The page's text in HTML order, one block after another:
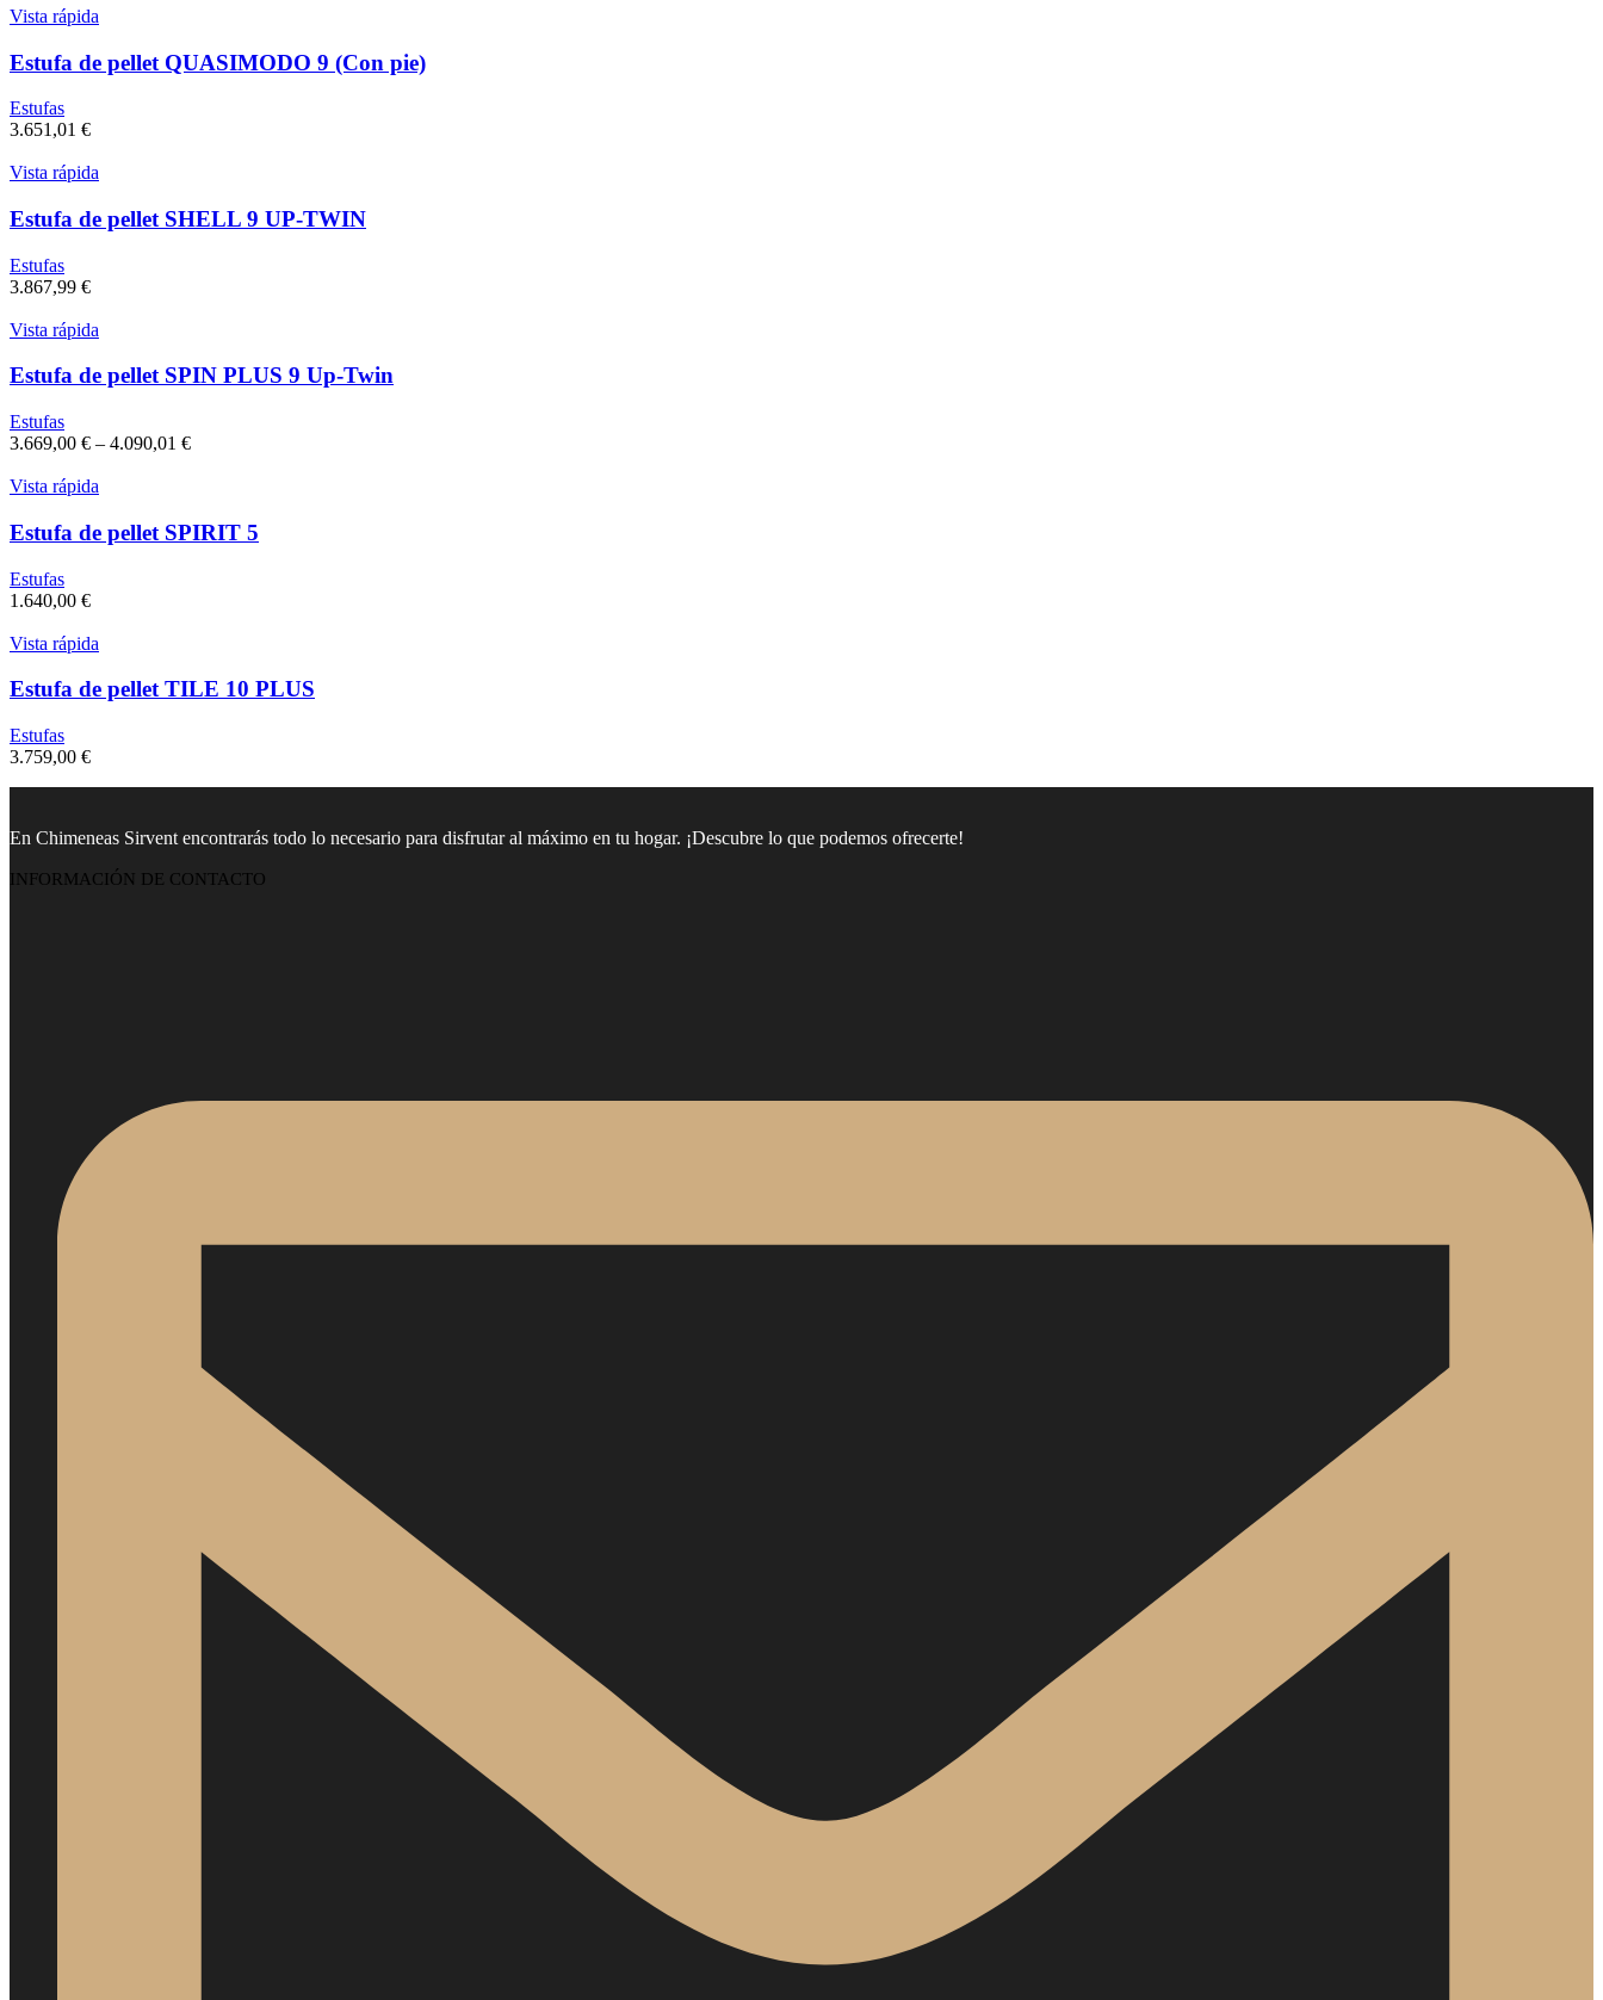
Vista rápida
Estufa de pellet QUASIMODO 9 (Con pie)
Estufas
3.651,01 €
Vista rápida
Estufa de pellet SHELL 9 UP-TWIN
Estufas
3.867,99 €
Vista rápida
Estufa de pellet SPIN PLUS 9 Up-Twin
Estufas
3.669,00 € – 4.090,01 €
Vista rápida
Estufa de pellet SPIRIT 5
Estufas
1.640,00 €
Vista rápida
Estufa de pellet TILE 10 PLUS
Estufas
3.759,00 €
En Chimeneas Sirvent encontrarás todo lo necesario para disfrutar al máximo en tu hogar. ¡Descubre lo que podemos ofrecerte!
INFORMACIÓN DE CONTACTO